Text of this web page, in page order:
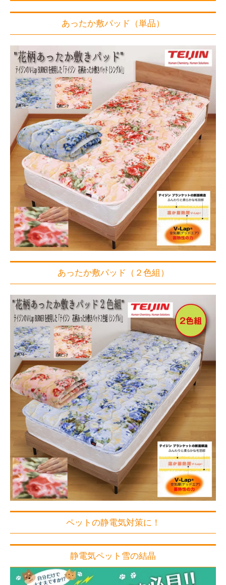
あったか敷パッド（単品）
あったか敷パッド（２色組）
ペットの静電気対策に！
静電気ペット雪の結晶